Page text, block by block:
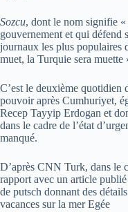
Sozcu, dont le nom signifie
gouvernement et qui défend
journaux les plus populaires
muet, la Turquie sera muette
C’est le deuxième quotidien
pouvoir après Cumhuriyet,
Recep Tayyip Erdogan et
dans le cadre de l’état
manqué.
D’après CNN Turk, dans le
rapport avec un article
de putsch donnant des
vacances sur la mer Egée